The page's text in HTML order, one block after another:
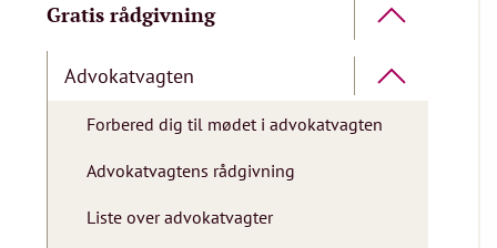
Gratis rådgivning
Advokatvagten
Forbered dig til mødet i advokatvagten
Advokatvagtens rådgivning
Liste over advokatvagter